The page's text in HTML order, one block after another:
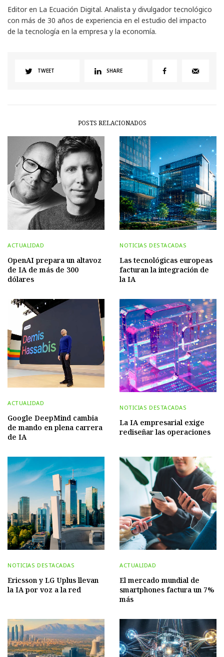
Editor en La Ecuación Digital. Analista y divulgador tecnológico
con más de 30 años de experiencia en el estudio del impacto
de la tecnología en la empresa y la economía.
TWEET SHARE
POSTS RELACIONADOS
ACTUALIDAD
OpenAI prepara un altavoz
de IA de más de 300
dólares
NOTICIAS DESTACADAS
Las tecnológicas europeas
facturan la integración de
la IA
ACTUALIDAD
Google DeepMind cambia
de mando en plena carrera
de IA
NOTICIAS DESTACADAS
La IA empresarial exige
rediseñar las operaciones
NOTICIAS DESTACADAS
Ericsson y LG Uplus llevan
la IA por voz a la red
ACTUALIDAD
El mercado mundial de
smartphones factura un 7%
más